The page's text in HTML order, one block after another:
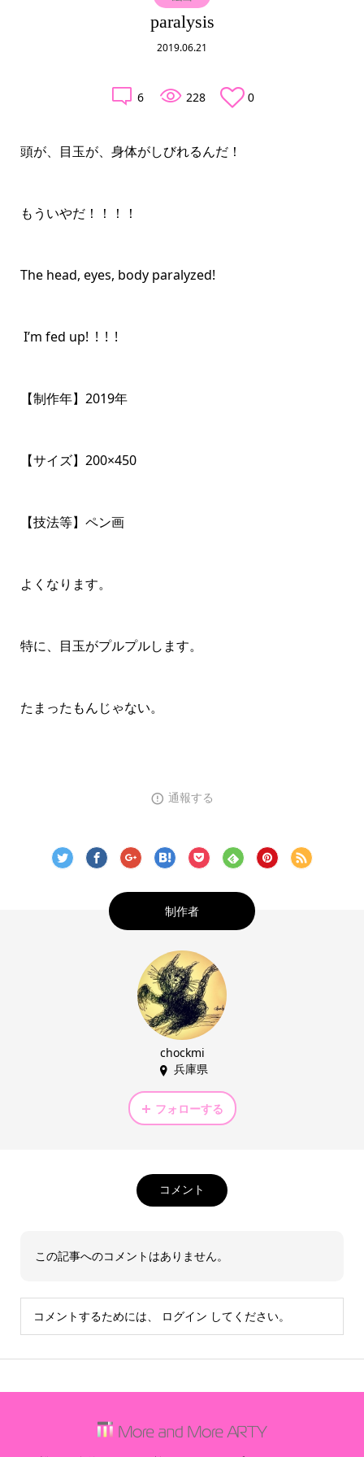
paralysis
2019.06.21
6 228 0
頭が、目玉が、身体がしびれるんだ！
もういやだ！！！！
The head, eyes, body paralyzed!
I’m fed up!  !  !  !
【制作年】2019年
【サイズ】200×450
【技法等】ペン画
よくなります。
特に、目玉がプルプルします。
たまったもんじゃない。
通報する
制作者
chockmi
兵庫県
フォローする
コメント
この記事へのコメントはありません。
コメントするためには、 ログイン してください。